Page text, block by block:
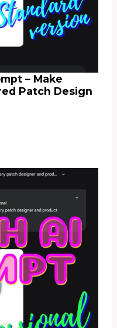
– Make
Patch Design